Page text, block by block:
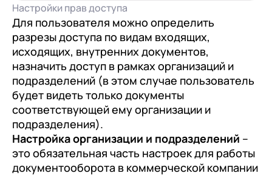
Настройки прав доступа
Для пользователя можно определить
разрезы доступа по видам входящих,
исходящих, внутренних документов,
назначить доступ в рамках организаций и
подразделений (в этом случае пользователь
будет видеть только документы
соответствующей ему организации и
подразделения).
Настройка организации и подразделений –
это обязательная часть настроек для работы
документооборота в коммерческой компании